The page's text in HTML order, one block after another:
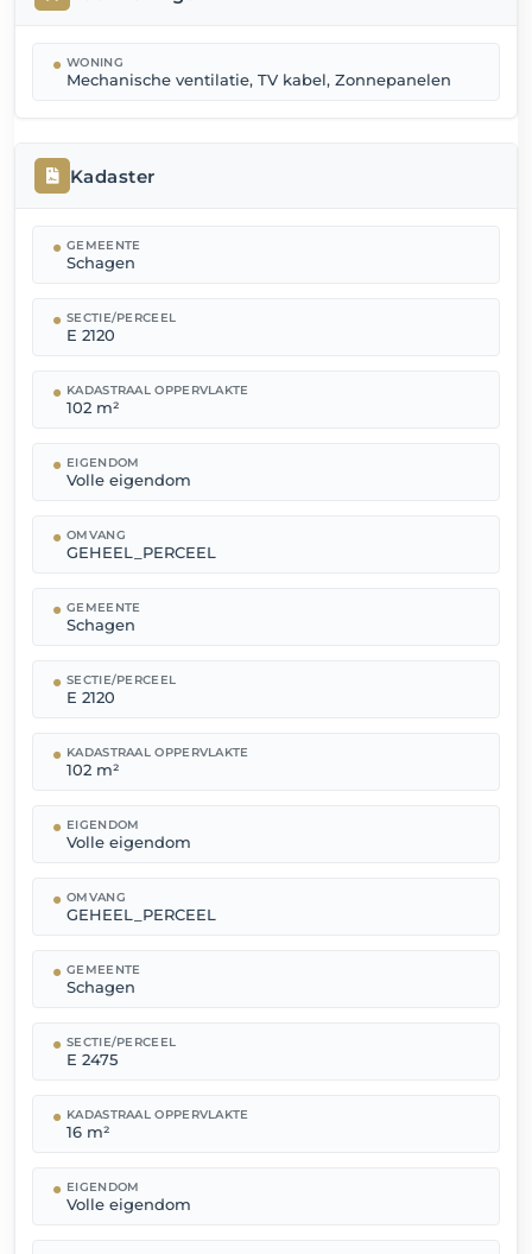
WONING
Mechanische ventilatie, TV kabel, Zonnepanelen
Kadaster
GEMEENTE
Schagen
SECTIE/PERCEEL
E 2120
KADASTRAAL OPPERVLAKTE
102 m²
EIGENDOM
Volle eigendom
OMVANG
GEHEEL_PERCEEL
GEMEENTE
Schagen
SECTIE/PERCEEL
E 2120
KADASTRAAL OPPERVLAKTE
102 m²
EIGENDOM
Volle eigendom
OMVANG
GEHEEL_PERCEEL
GEMEENTE
Schagen
SECTIE/PERCEEL
E 2475
KADASTRAAL OPPERVLAKTE
16 m²
EIGENDOM
Volle eigendom